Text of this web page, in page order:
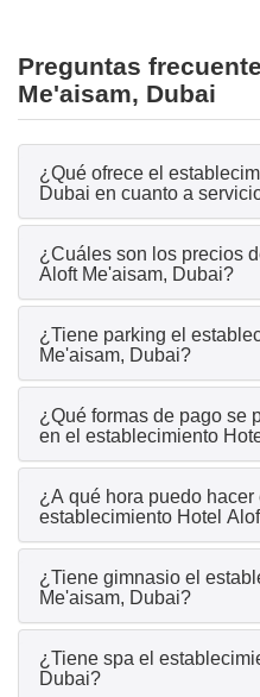
Preguntas
Me'aisam, Dubai
¿Qué ofrece el
Dubai en cuanto a
¿Cuáles son los precios
Aloft Me'aisam, Dubai?
¿Tiene parking el
Me'aisam, Dubai?
¿Qué formas de pago se
en el establecimiento
¿A qué hora puedo hacer
establecimiento Hotel
¿Tiene gimnasio el
Me'aisam, Dubai?
¿Tiene spa el
Dubai?